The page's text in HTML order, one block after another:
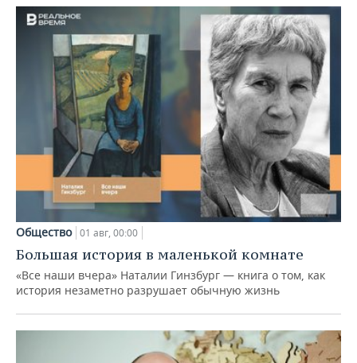
Общество 01 авг, 00:00
Большая история в маленькой комнате
«Все наши вчера» Наталии Гинзбург — книга о том, как
история незаметно разрушает обычную жизнь